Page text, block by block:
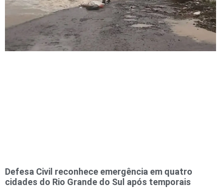
Defesa Civil reconhece emergência em quatro
cidades do Rio Grande do Sul após temporais